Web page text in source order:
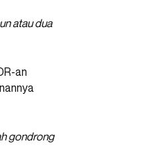
atau dua
an
gondrong